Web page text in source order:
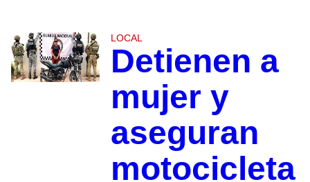
LOCAL
Detienen a
mujer y
aseguran
motocicleta